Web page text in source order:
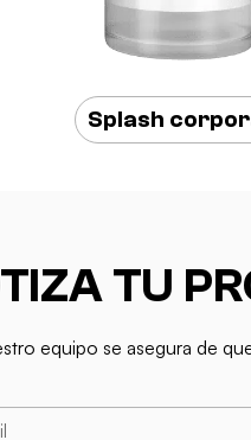
Splash
TU
equipo se asegura de